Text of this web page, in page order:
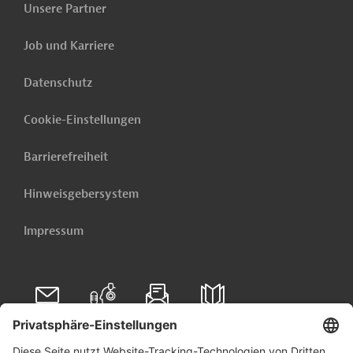
Arbeitsrecht
Kanada
Unsere Partner
Job und Karriere
Datenschutz
Cookie-Einstellungen
Barrierefreiheit
Hinweisgebersystem
Impressum